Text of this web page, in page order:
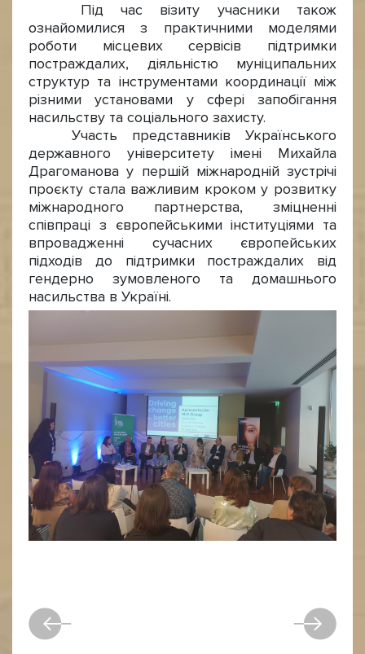
Під час візиту учасники також
ознайомилися з практичними моделями
роботи місцевих сервісів підтримки
постраждалих, діяльністю муніципальних
структур та інструментами координації між
різними установами у сфері запобігання
насильству та соціального захисту.
Участь представників Українського
державного університету імені Михайла
Драгоманова у першій міжнародній зустрічі
проєкту стала важливим кроком у розвитку
міжнародного партнерства, зміцненні
співпраці з європейськими інституціями та
впровадженні сучасних європейських
підходів до підтримки постраждалих від
гендерно зумовленого та домашнього
насильства в Україні.